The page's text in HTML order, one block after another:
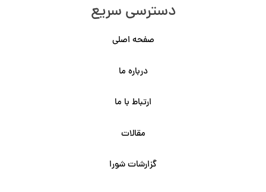
دسترسی سریع
صفحه اصلی
درباره ما
ارتباط با ما
مقالات
گزارشات شورا